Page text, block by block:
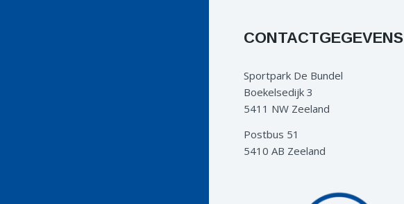
CONTACTGEGEVENS
Sportpark De Bundel
Boekelsedijk 3
5411 NW Zeeland
Postbus 51
5410 AB Zeeland